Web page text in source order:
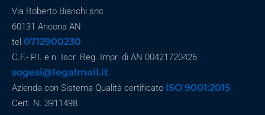
Via Roberto Bianchi snc
60131 Ancona AN
tel 0712900230
C.F.- P.I. e n. Iscr. Reg. Impr. di AN 00421720426
sogesi@legalmail.it
Azienda con Sistema Qualità certificato ISO 9001:2015
Cert. N. 3911498